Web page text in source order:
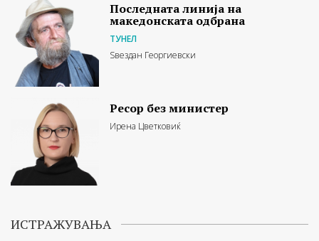
Последната линија на
македонската одбрана
ТУНЕЛ
Ѕвездан Георгиевски
Ресор без министер
Ирена Цветковиќ
ИСТРАЖУВАЊА